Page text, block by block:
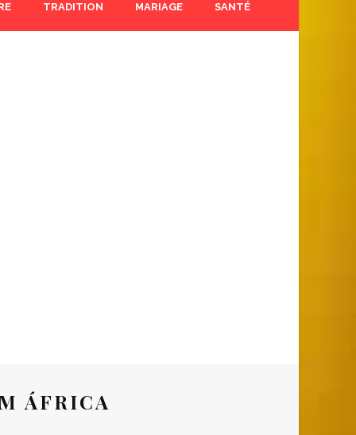
TRADITION MARIAGE SANTÉ
ÁFRICA